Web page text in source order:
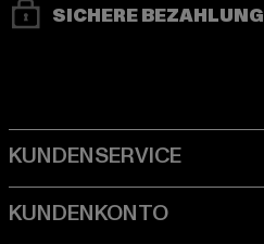
SICHERE BEZAHLUNG